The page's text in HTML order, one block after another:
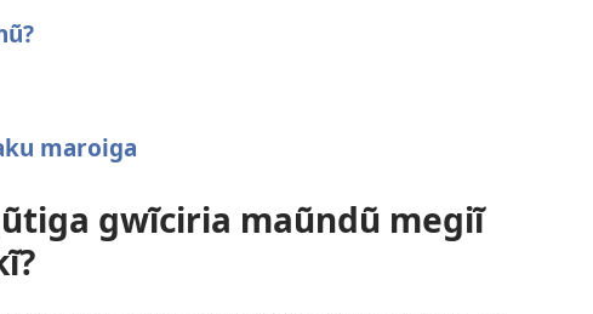
maroiga
gwĩciria maũndũ megiĩ